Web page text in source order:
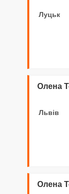
Луцьк
Олена
Львів
Олена